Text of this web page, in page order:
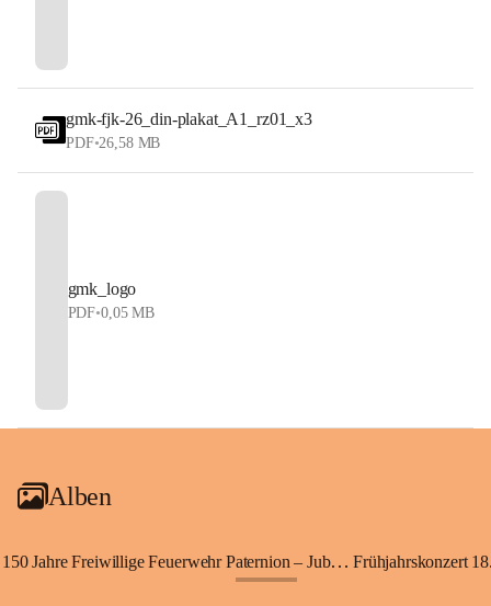
gmk-fjk-26_din-plakat_A1_rz01_x3
PDF•26,58 MB
gmk_logo
PDF•0,05 MB
Alben
150 Jahre Freiwillige Feuerwehr Paternion – Jubiläumsfest Frühjahrskonzert